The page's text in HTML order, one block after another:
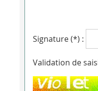
Signature (*) :
Validation de